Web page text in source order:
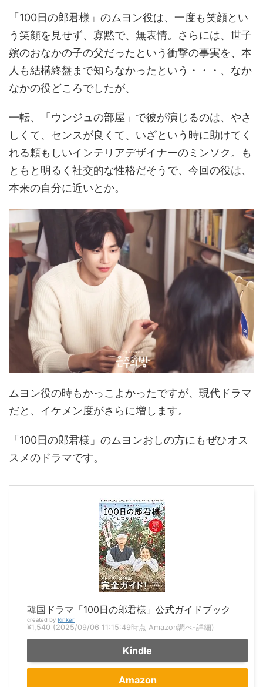
「100日の郎君様」のムヨン役は、一度も笑顔とい
う笑顔を見せず、寡黙で、無表情。さらには、世子
嬪のおなかの子の父だったという衝撃の事実を、本
人も結構終盤まで知らなかったという・・・、なか
なかの役どころでしたが、
一転、「ウンジュの部屋」で彼が演じるのは、やさ
しくて、センスが良くて、いざという時に助けてく
れる頼もしいインテリアデザイナーのミンソク。も
ともと明るく社交的な性格だそうで、今回の役は、
本来の自分に近いとか。
ムヨン役の時もかっこよかったですが、現代ドラマ
だと、イケメン度がさらに増します。
「100日の郎君様」のムヨンおしの方にもぜひオス
スメのドラマです。
韓国ドラマ「100日の郎君様」公式ガイドブック
created by Rinker
¥1,540 (2025/09/06 11:15:49時点 Amazon調べ-詳細)
Kindle
Amazon